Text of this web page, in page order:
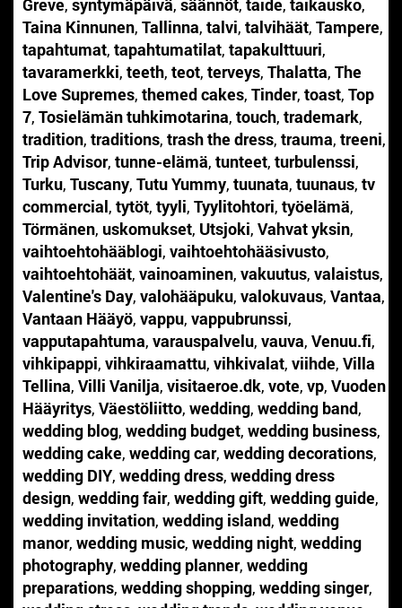
Taina Kinnunen, Tallinna, talvi, talvihäät, Tampere,
tapahtumat, tapahtumatilat, tapakulttuuri,
tavaramerkki, teeth, teot, terveys, Thalatta, The
Love Supremes, themed cakes, Tinder, toast, Top
7, Tosielämän tuhkimotarina, touch, trademark,
tradition, traditions, trash the dress, trauma, treeni,
Trip Advisor, tunne-elämä, tunteet, turbulenssi,
Turku, Tuscany, Tutu Yummy, tuunata, tuunaus, tv
commercial, tytöt, tyyli, Tyylitohtori, työelämä,
Törmänen, uskomukset, Utsjoki, Vahvat yksin,
vaihtoehtohääblogi, vaihtoehtohääsivusto,
vaihtoehtohäät, vainoaminen, vakuutus, valaistus,
Valentine's Day, valohääpuku, valokuvaus, Vantaa,
Vantaan Hääyö, vappu, vappubrunssi,
vapputapahtuma, varauspalvelu, vauva, Venuu.fi,
vihkipappi, vihkiraamattu, vihkivalat, viihde, Villa
Tellina, Villi Vanilja, visitaeroe.dk, vote, vp, Vuoden
Hääyritys, Väestöliitto, wedding, wedding band,
wedding blog, wedding budget, wedding business,
wedding cake, wedding car, wedding decorations,
wedding DIY, wedding dress, wedding dress
design, wedding fair, wedding gift, wedding guide,
wedding invitation, wedding island, wedding
manor, wedding music, wedding night, wedding
photography, wedding planner, wedding
preparations, wedding shopping, wedding singer,